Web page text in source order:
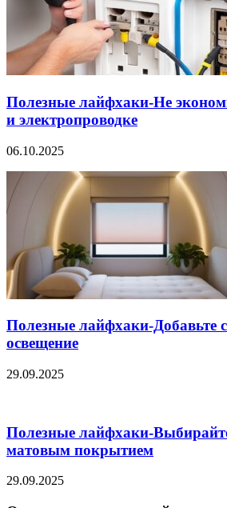
Полезные лайфхаки-Не
и электропроводке
06.10.2025
Полезные лайфхаки-Добавьте
освещение
29.09.2025
Полезные лайфхаки-
матовым покрытием
29.09.2025